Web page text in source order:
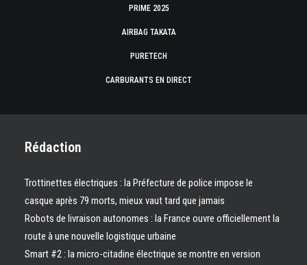
PRIME 2025
AIRBAG TAKATA
PURETECH
CARBURANTS EN DIRECT
Rédaction
Trottinettes électriques : la Préfecture de police impose le
casque après 79 morts, mieux vaut tard que jamais
Robots de livraison autonomes : la France ouvre officiellement la
route à une nouvelle logistique urbaine
Smart #2 : la micro-citadine électrique se montre en version